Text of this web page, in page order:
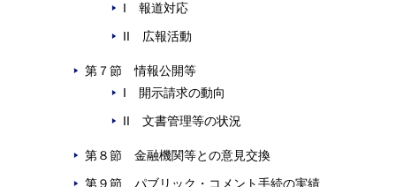
I 報道対応
II 広報活動
第７節 情報公開等
I 開示請求の動向
II 文書管理等の状況
第８節 金融機関等との意見交換
第９節 パブリック・コメント手続の実績